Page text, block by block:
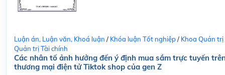
Luận án, Luận văn, Khoá luận / Khóa luận Tốt nghiệp/ Khoa Quản trị
Quản trị Tài chính
Các nhân tố ảnh hưởng đến ý định mua sắm trực tuyến
thương mại điện tử Tiktok shop của gen Z